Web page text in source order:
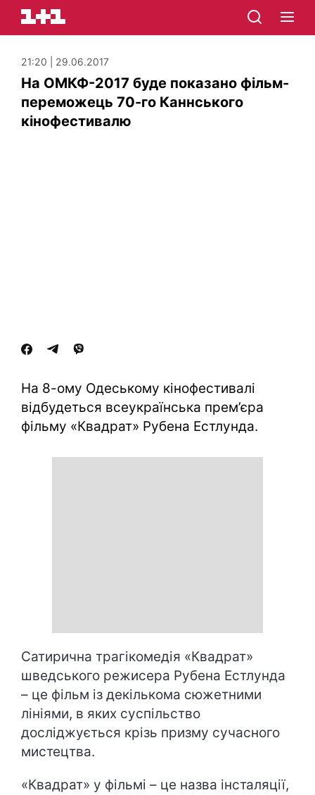
21:20 | 29.06.2017
На ОМКФ-2017 буде показано фільм-
переможець 70-го Каннського
кінофестивалю
На 8-ому Одеському кінофестивалі
відбудеться всеукраїнська прем’єра
фільму «Квадрат» Рубена Естлунда.
Сатирична трагікомедія «Квадрат»
шведського режисера Рубена Естлунда
– це фільм із декількома сюжетними
лініями, в яких суспільство
досліджується крізь призму сучасного
мистецтва.
«Квадрат» у фільмі – це назва інсталяції,